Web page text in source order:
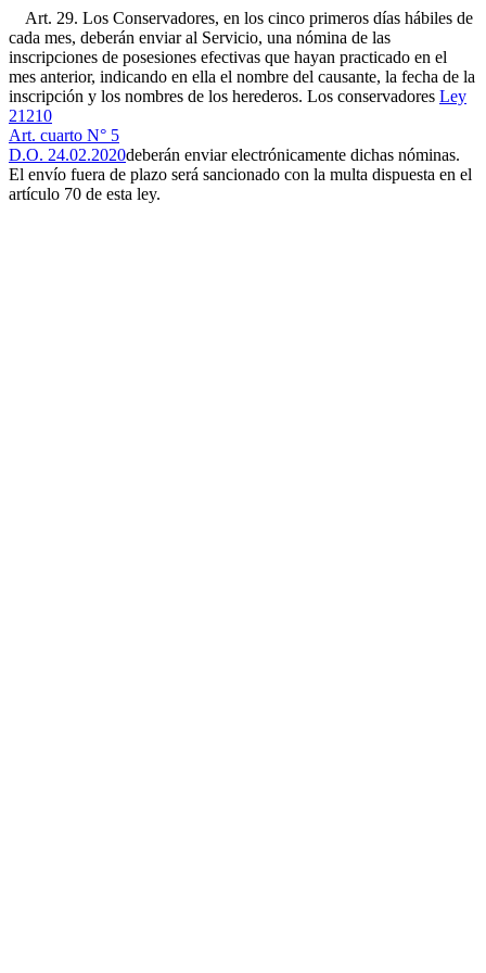
Art. 29. Los Conservadores, en los cinco primeros días hábiles de
cada mes, deberán enviar al Servicio, una nómina de las
inscripciones de posesiones efectivas que hayan practicado en el
mes anterior, indicando en ella el nombre del causante, la fecha de la
inscripción y los nombres de los herederos. Los conservadores Ley
21210
Art. cuarto N° 5
D.O. 24.02.2020deberán enviar electrónicamente dichas nóminas.
El envío fuera de plazo será sancionado con la multa dispuesta en el
artículo 70 de esta ley.